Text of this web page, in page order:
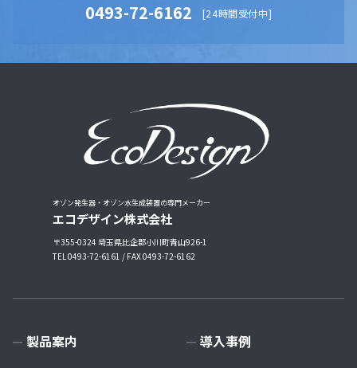
0493-72-6162 [24時間受付中]
オゾン発生器・オゾン水生成装置の専門メーカー
エコデザイン株式会社
〒355-0324 埼玉県比企郡小川町青山926-1
TEL 0493-72-6161 / FAX 0493-72-6162
製品案内 導入事例